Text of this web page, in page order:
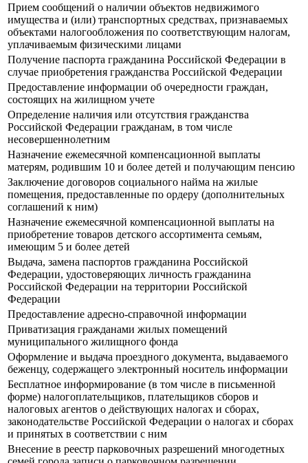
Прием сообщений о наличии объектов недвижимого
имущества и (или) транспортных средствах, признаваемых
объектами налогообложения по соответствующим налогам,
уплачиваемым физическими лицами
Получение паспорта гражданина Российской Федерации в
случае приобретения гражданства Российской Федерации
Предоставление информации об очередности граждан,
состоящих на жилищном учете
Определение наличия или отсутствия гражданства
Российской Федерации гражданам, в том числе
несовершеннолетним
Назначение ежемесячной компенсационной выплаты
матерям, родившим 10 и более детей и получающим пенсию
Заключение договоров социального найма на жилые
помещения, предоставленные по ордеру (дополнительных
соглашений к ним)
Назначение ежемесячной компенсационной выплаты на
приобретение товаров детского ассортимента семьям,
имеющим 5 и более детей
Выдача, замена паспортов гражданина Российской
Федерации, удостоверяющих личность гражданина
Российской Федерации на территории Российской
Федерации
Предоставление адресно-справочной информации
Приватизация гражданами жилых помещений
муниципального жилищного фонда
Оформление и выдача проездного документа, выдаваемого
беженцу, содержащего электронный носитель информации
Бесплатное информирование (в том числе в письменной
форме) налогоплательщиков, плательщиков сборов и
налоговых агентов о действующих налогах и сборах,
законодательстве Российской Федерации о налогах и сборах
и принятых в соответствии с ним
Внесение в реестр парковочных разрешений многодетных